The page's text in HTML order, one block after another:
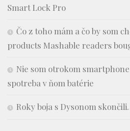
Smart Lock Pro
Čo z toho mám a čo by som
products Mashable readers
Nie som otrokom
spotreba v ňom batérie
Roky boja s Dysonom